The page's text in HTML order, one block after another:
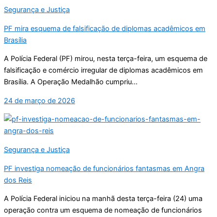
Segurança e Justiça
PF mira esquema de falsificação de diplomas acadêmicos em
Brasília
A Polícia Federal (PF) mirou, nesta terça-feira, um esquema de
falsificação e comércio irregular de diplomas acadêmicos em
Brasília. A Operação Medalhão cumpriu...
24 de março de 2026
Segurança e Justiça
PF investiga nomeação de funcionários fantasmas em Angra
dos Reis
A Polícia Federal iniciou na manhã desta terça-feira (24) uma
operação contra um esquema de nomeação de funcionários